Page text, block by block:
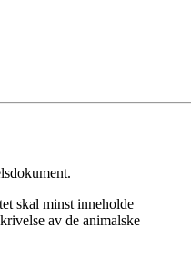
skal minst inneholde
av de animalske